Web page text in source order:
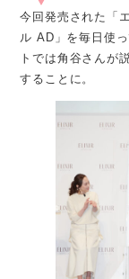
今回発売された「
ル AD」を毎日使
トでは角谷さんが
することに。